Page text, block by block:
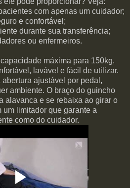
com apenas um cuidador;
e confortável;
durante sua transferência;
ou enfermeiros.
máxima para 150kg,
lavável e fácil de utilizar.
ajustável por pedal,
ambiente. O braço do guincho
alavanca e se rebaixa ao girar o
um limitador que garante a
como do cuidador.